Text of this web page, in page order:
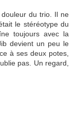
du trio. Il ne
le stéréotype du
toujours avec la
devient un peu le
à ses deux potes,
pas. Un regard,